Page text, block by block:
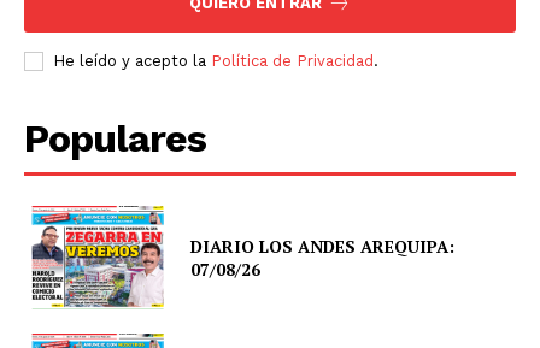
He leído y acepto la Política de Privacidad .
Populares
DIARIO LOS ANDES AREQUIPA:
07/08/26